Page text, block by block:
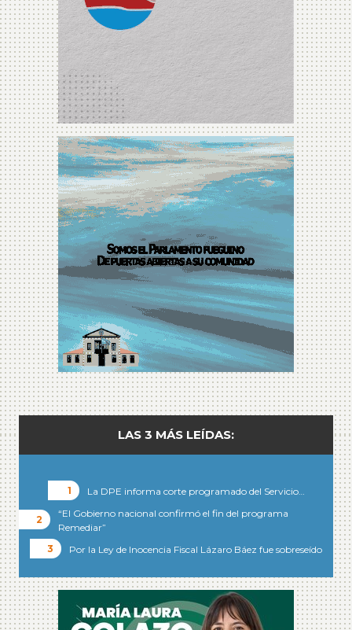
LAS 3 MÁS LEÍDAS:
La DPE informa corte programado del Servicio…
“El Gobierno nacional confirmó el fin del programa
Remediar”
Por la Ley de Inocencia Fiscal Lázaro Báez fue sobreseído